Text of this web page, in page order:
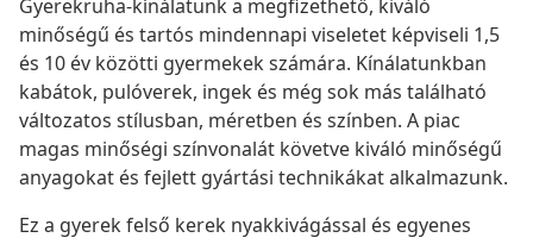
Gyerekruha-kínálatunk a megfizethető, kiváló
minőségű és tartós mindennapi viseletet képviseli 1,5
és 10 év közötti gyermekek számára. Kínálatunkban
kabátok, pulóverek, ingek és még sok más található
változatos stílusban, méretben és színben. A piac
magas minőségi színvonalát követve kiváló minőségű
anyagokat és fejlett gyártási technikákat alkalmazunk.
Ez a gyerek felső kerek nyakkivágással és egyenes